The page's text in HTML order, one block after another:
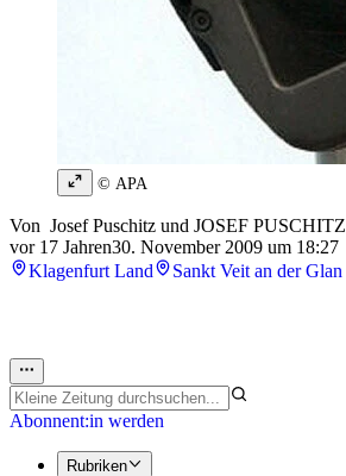
© APA
Von Josef Puschitz und JOSEF PUSCHITZ
vor 17 Jahren30. November 2009 um 18:27
Klagenfurt Land
Sankt Veit an der Glan
Abonnent:in werden
Rubriken